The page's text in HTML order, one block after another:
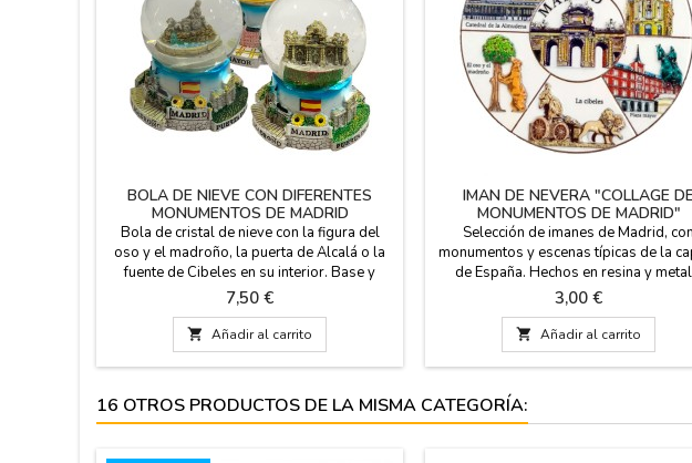
BOLA DE NIEVE CON DIFERENTES
MONUMENTOS DE MADRID
Bola de cristal de nieve con la figura del
oso y el madroño, la puerta de Alcalá o la
fuente de Cibeles en su interior. Base y
figuras de resina. Regalo ideal como
recuerdo de su paso por Madrid. Medidas:
Pequeña 4,5 cm de diámetro x 6 cm de
altura Grande 8 cm de diámetro (base) x 9
cm de altura x 6.5 cm diam.
Precio
7,50 €
 Añadir al carrito
IMAN DE NEVERA "COLLAGE
MONUMENTOS DE MADRID"
Selección de imanes de Madrid, con
monumentos y escenas típicas de la
de España. Hechos en resina y
goma de diferentes tamaños. En casi
salen monumentos como: La Cibeles,
Neptuno, El Oso y el madroño, la
Alcalá, el Palacio Real, las torres Kio,
skyline de Madrid, etc ...
Precio
3,00 €
 Añadir al carrito
16 OTROS PRODUCTOS DE LA MISMA CATEGORÍA: